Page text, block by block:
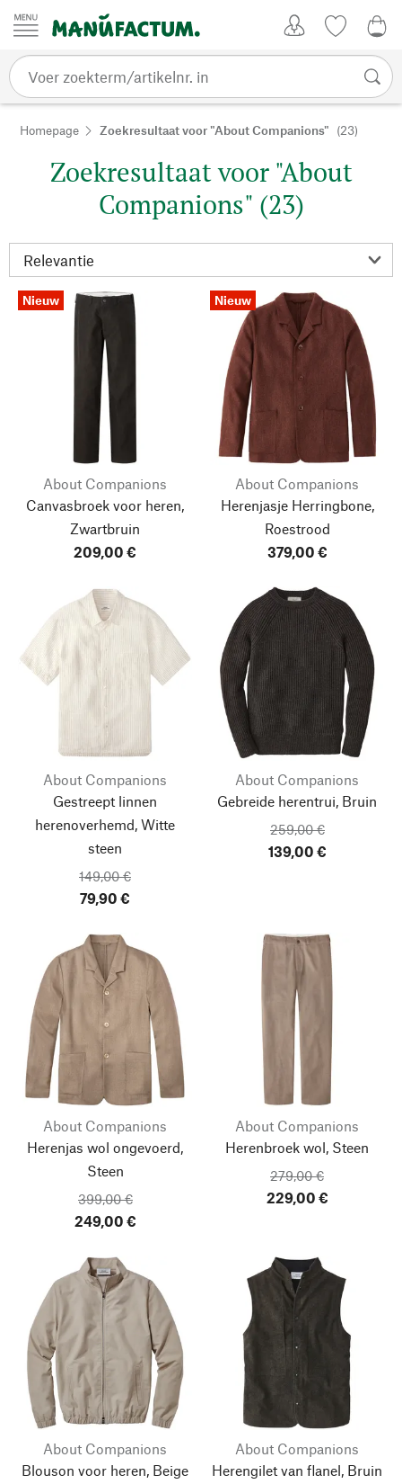
Passer au contenu
Homepage Zoekresultaat voor "About Companions" (23)
Zoekresultaat voor "About
Companions" (23)
Nieuw
About Companions
Canvasbroek voor heren,
Zwartbruin
209,00 €
Nieuw
About Companions
Herenjasje Herringbone,
Roestrood
379,00 €
About Companions
Gestreept linnen
herenoverhemd, Witte
steen
149,00 €
79,90 €
About Companions
Gebreide herentrui, Bruin
259,00 €
139,00 €
About Companions
Herenjas wol ongevoerd,
Steen
399,00 €
249,00 €
About Companions
Herenbroek wol, Steen
279,00 €
229,00 €
About Companions
Blouson voor heren, Beige
About Companions
Herengilet van flanel, Bruin